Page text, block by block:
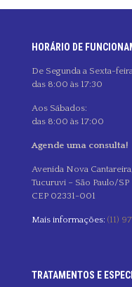
HORÁRIO DE
De Segunda a Sexta-
das 8:00 às 17:30
Aos Sábados:
das 8:00 às 17:00
Agende uma consulta!
Avenida Nova
Tucuruvi – São Paulo/SP
CEP 02331-001
Mais informações: (11)
TRATAMENTOS E